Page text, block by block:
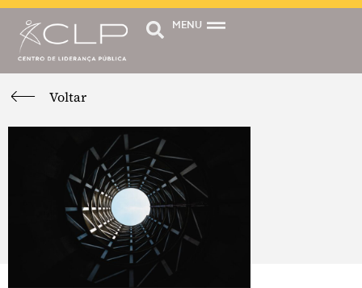
MENU
Voltar